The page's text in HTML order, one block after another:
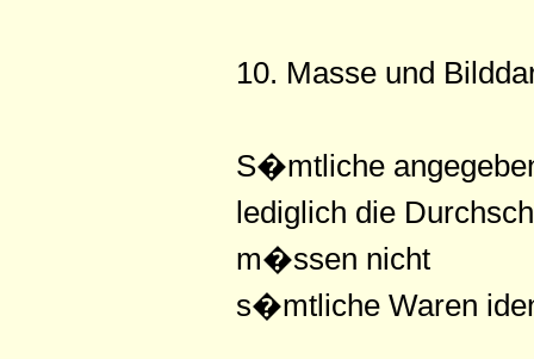
10. Masse und
S�mtliche
lediglich die
m�ssen nicht
s�mtliche Waren